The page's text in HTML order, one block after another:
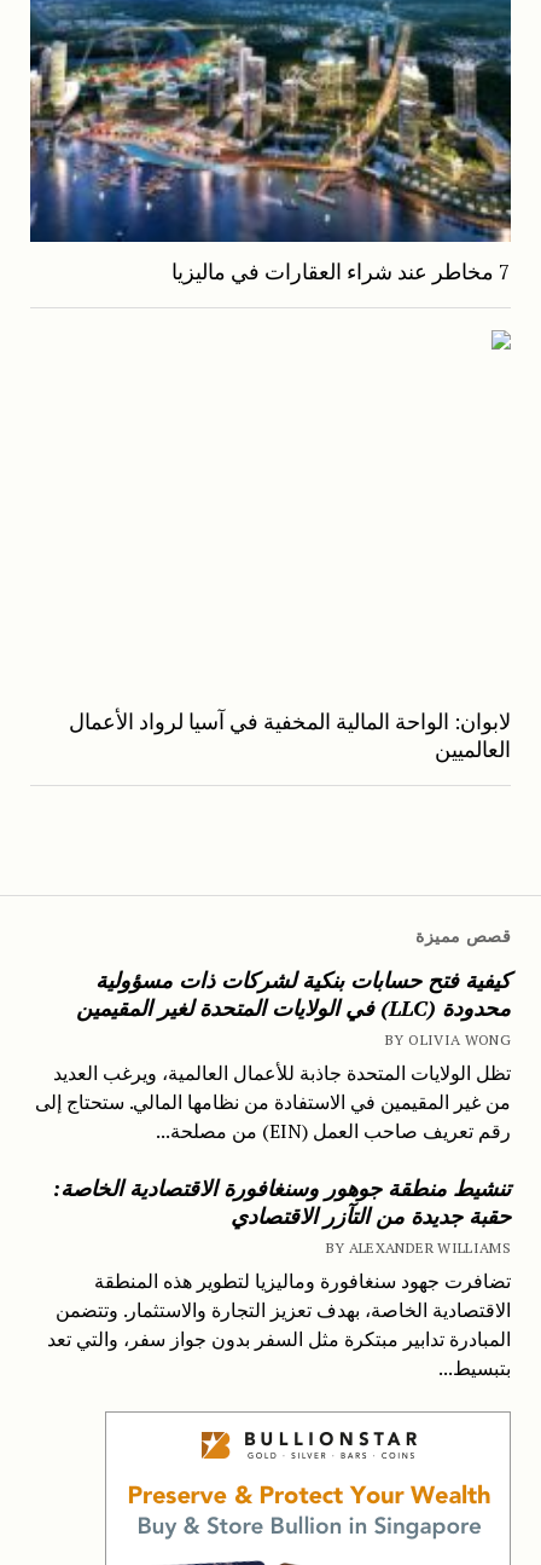
قصص مميزة
كيفية فتح حسابات بنكية لشركات ذات مسؤولية
محدودة (LLC) في الولايات المتحدة لغير المقيمين
BY OLIVIA WONG
تظل الولايات المتحدة جاذبة للأعمال العالمية، ويرغب العديد
من غير المقيمين في الاستفادة من نظامها المالي. ستحتاج إلى
رقم تعريف صاحب العمل (EIN) من مصلحة...
تنشيط منطقة جوهور وسنغافورة الاقتصادية الخاصة:
حقبة جديدة من التآزر الاقتصادي
BY ALEXANDER WILLIAMS
تضافرت جهود سنغافورة وماليزيا لتطوير هذه المنطقة
الاقتصادية الخاصة، بهدف تعزيز التجارة والاستثمار. وتتضمن
المبادرة تدابير مبتكرة مثل السفر بدون جواز سفر، والتي تعد
بتبسيط...
7 مخاطر عند شراء العقارات في ماليزيا
لابوان: الواحة المالية المخفية في آسيا لرواد الأعمال
العالميين